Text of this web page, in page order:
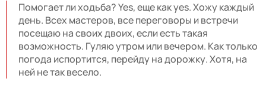
Помогает ли ходьба? Yes, еще как yes. Хожу каждый
день. Всех мастеров, все переговоры и встречи
посещаю на своих двоих, если есть такая
возможность. Гуляю утром или вечером. Как только
погода испортится, перейду на дорожку. Хотя, на
ней не так весело.